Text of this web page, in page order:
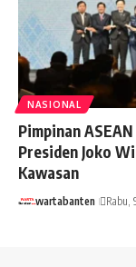
NASIONAL
Pimpinan
Presiden Joko
Kawasan
wartabanten Rabu,